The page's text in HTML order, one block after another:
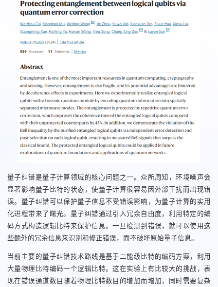
量子纠错是量子计算领域的核心问题之一。众所周知，环境噪声会
显著影响量子比特的状态，使量子计算很容易因外部干扰而出现错
误。量子纠错可以保护量子信息不受错误影响，为量子计算的实用
化进程带来了曙光。量子纠错通过引入冗余自由度，利用特定的编
码方式构造逻辑比特来保护信息。一旦检测到错误，就可以使用这
些额外的冗余信息来识别和修正错误，而不破坏原始量子信息。
当前主要的量子纠错技术路线是基于二能级比特的编码方案，利用
大量物理比特编码一个逻辑比特。这在实验上有比较大的挑战，表
现在错误通道数目随着物理比特数目的增加而增加，同时需要复杂